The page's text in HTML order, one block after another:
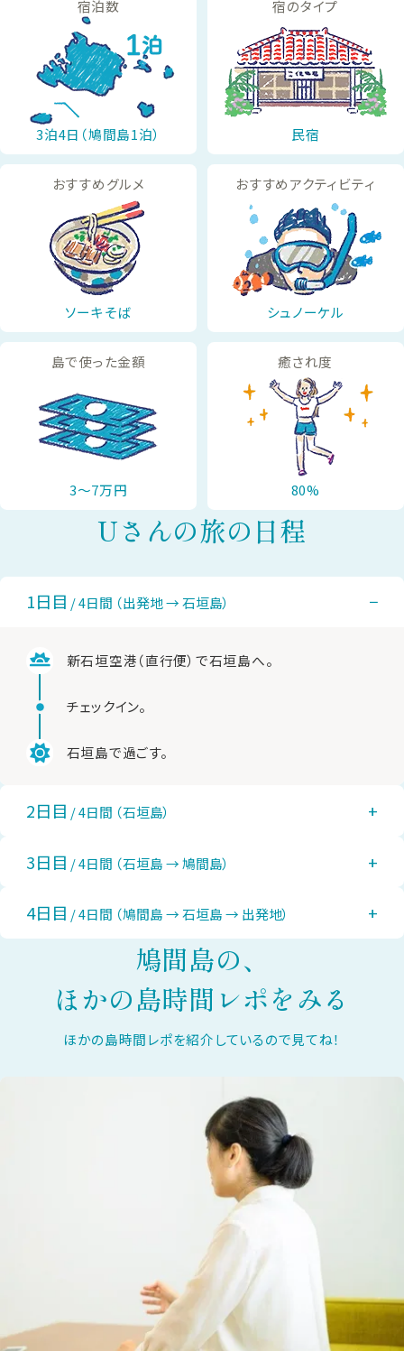
宿泊数
3泊4日（鳩間島1泊）
宿のタイプ
民宿
おすすめグルメ
ソーキそば
おすすめアクティビティ
シュノーケル
島で使った金額
3〜7万円
癒され度
80%
Uさんの旅の日程
1日目 / 4日間 （出発地 → 石垣島） −
新石垣空港（直行便）で石垣島へ。
チェックイン。
石垣島で過ごす。
2日目 / 4日間 （石垣島） +
3日目 / 4日間 （石垣島 → 鳩間島） +
4日目 / 4日間 （鳩間島 → 石垣島 → 出発地） +
鳩間島の、
ほかの島時間レポをみる
ほかの島時間レポを紹介しているので見てね！